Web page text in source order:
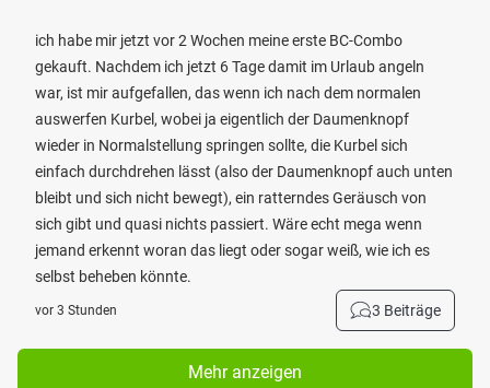
ich habe mir jetzt vor 2 Wochen meine erste BC-Combo
gekauft. Nachdem ich jetzt 6 Tage damit im Urlaub angeln
war, ist mir aufgefallen, das wenn ich nach dem normalen
auswerfen Kurbel, wobei ja eigentlich der Daumenknopf
wieder in Normalstellung springen sollte, die Kurbel sich
einfach durchdrehen lässt (also der Daumenknopf auch unten
bleibt und sich nicht bewegt), ein ratterndes Geräusch von
sich gibt und quasi nichts passiert. Wäre echt mega wenn
jemand erkennt woran das liegt oder sogar weiß, wie ich es
selbst beheben könnte.
vor 3 Stunden 3 Beiträge
Mehr anzeigen